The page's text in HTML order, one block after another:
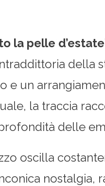
la pelle
della
e un
la traccia
delle
oscilla
nostalgia,